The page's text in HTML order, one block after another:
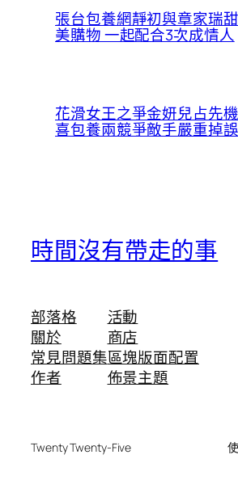
張台包養網靜初與章家瑞甜
美購物 一起配合3次成情人
花滑女王之爭金妍兒占先機
喜包養兩競爭敵手嚴重掉誤
時間沒有帶走的事
部落格
關於
常見問題集
作者
活動
商店
區塊版面配置
佈景主題
Twenty Twenty-Five